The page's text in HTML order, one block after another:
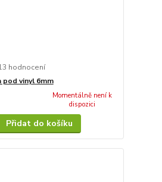
hodnocení
vinyl 6mm
Momentálně není k
dispozici
Přidat do košíku